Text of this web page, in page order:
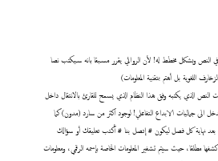
في النص وبشكل مخطط له! لأن الروائي يقرر مسبقا بانه سيكتب نصا
اللغوية بل أهتم بتقنية المعلومات)
النص الذي يكتبه وفق هذا النظام الذي يسمح للقارئ بالانتقال داخل
الى جماليات الابداع التفاعلي! لوجود اكثر من سارد (مدون) كما
بعد نهاية كل فصل ليكون # إتصل بنا # أكتب تعليقك أو سؤالك
مطلقا، حيث سيتم تشفير المعلومات الخاصة بإسمه الرقمي، ومعلومات